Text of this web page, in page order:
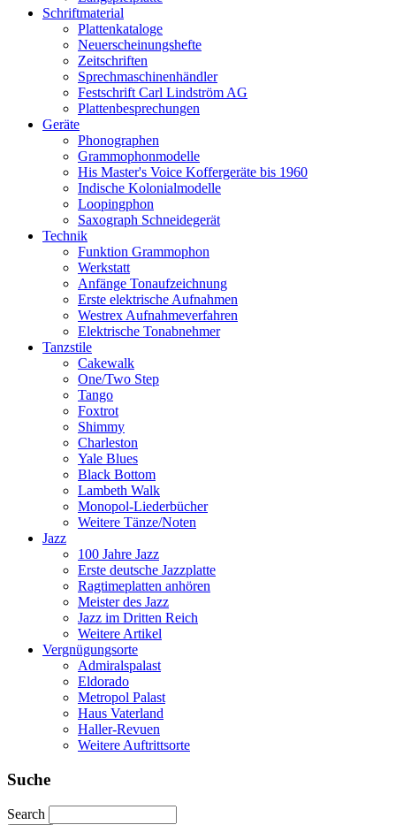
Schriftmaterial
Plattenkataloge
Neuerscheinungshefte
Zeitschriften
Sprechmaschinenhändler
Festschrift Carl Lindström AG
Plattenbesprechungen
Geräte
Phonographen
Grammophonmodelle
His Master's Voice Koffergeräte bis 1960
Indische Kolonialmodelle
Loopingphon
Saxograph Schneidegerät
Technik
Funktion Grammophon
Werkstatt
Anfänge Tonaufzeichnung
Erste elektrische Aufnahmen
Westrex Aufnahmeverfahren
Elektrische Tonabnehmer
Tanzstile
Cakewalk
One/Two Step
Tango
Foxtrot
Shimmy
Charleston
Yale Blues
Black Bottom
Lambeth Walk
Monopol-Liederbücher
Weitere Tänze/Noten
Jazz
100 Jahre Jazz
Erste deutsche Jazzplatte
Ragtimeplatten anhören
Meister des Jazz
Jazz im Dritten Reich
Weitere Artikel
Vergnügungsorte
Admiralspalast
Eldorado
Metropol Palast
Haus Vaterland
Haller-Revuen
Weitere Auftrittsorte
Suche
Search